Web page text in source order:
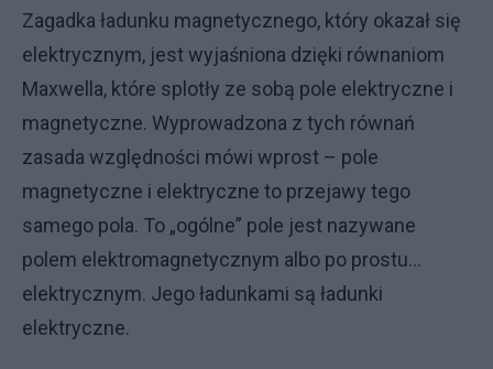
Zagadka ładunku magnetycznego, który okazał się
elektrycznym, jest wyjaśniona dzięki równaniom
Maxwella, które splotły ze sobą pole elektryczne i
magnetyczne. Wyprowadzona z tych równań
zasada względności mówi wprost – pole
magnetyczne i elektryczne to przejawy tego
samego pola. To „ogólne” pole jest nazywane
polem elektromagnetycznym albo po prostu…
elektrycznym. Jego ładunkami są ładunki
elektryczne.